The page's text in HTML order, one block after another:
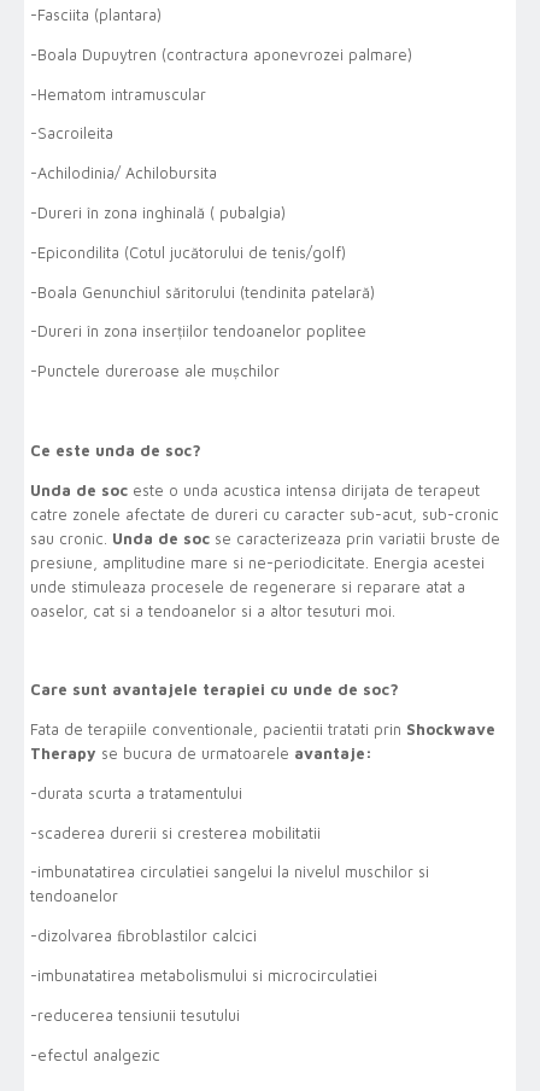
-Fasciita (plantara)
-Boala Dupuytren (contractura aponevrozei palmare)
-Hematom intramuscular
-Sacroileita
-Achilodinia/ Achilobursita
-Dureri în zona inghinală ( pubalgia)
-Epicondilita (Cotul jucătorului de tenis/golf)
-Boala Genunchiul săritorului (tendinita patelară)
-Dureri în zona inserțiilor tendoanelor poplitee
-Punctele dureroase ale mușchilor
Ce este unda de soc?
Unda de soc este o unda acustica intensa dirijata de terapeut
catre zonele afectate de dureri cu caracter sub-acut, sub-cronic
sau cronic. Unda de soc se caracterizeaza prin variatii bruste de
presiune, amplitudine mare si ne-periodicitate. Energia acestei
unde stimuleaza procesele de regenerare si reparare atat a
oaselor, cat si a tendoanelor si a altor tesuturi moi.
Care sunt avantajele terapiei cu unde de soc?
Fata de terapiile conventionale, pacientii tratati prin Shockwave
Therapy se bucura de urmatoarele avantaje:
-durata scurta a tratamentului
-scaderea durerii si cresterea mobilitatii
-imbunatatirea circulatiei sangelui la nivelul muschilor si
tendoanelor
-dizolvarea ﬁbroblastilor calcici
-imbunatatirea metabolismului si microcirculatiei
-reducerea tensiunii tesutului
-efectul analgezic